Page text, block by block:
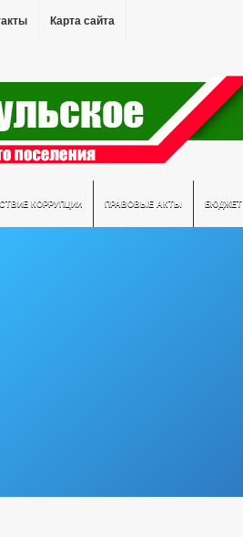
Карта сайта
КОРРУПЦИИ ПРАВОВЫЕ АКТЫ БЮДЖЕТ